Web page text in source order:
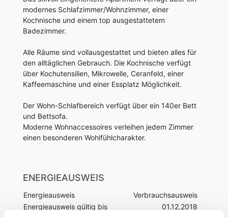
modernes Schlafzimmer/Wohnzimmer, einer
Kochnische und einem top ausgestattetem
Badezimmer.
Alle Räume sind vollausgestattet und bieten alles für
den alltäglichen Gebrauch. Die Kochnische verfügt
über Kochutensilien, Mikrowelle, Ceranfeld, einer
Kaffeemaschine und einer Essplatz Möglichkeit.
Der Wohn-Schlafbereich verfügt über ein 140er Bett
und Bettsofa.
Moderne Wohnaccessoires verleihen jedem Zimmer
einen besonderen Wohlfühlcharakter.
ENERGIEAUSWEIS
Energieausweis
Verbrauchsausweis
Energieausweis gültig bis
01.12.2018